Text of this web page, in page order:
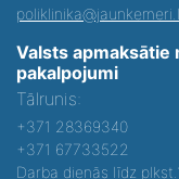
Valsts apmaksātie
pakalpojumi
Tālrunis:
+371 28369340
+371 67733522
Darba dienās līdz